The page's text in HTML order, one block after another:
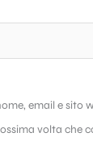
email e sito
volta che